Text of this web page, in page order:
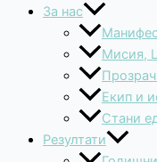
За нас
Мисия,
Екип и
Стани
Резултати